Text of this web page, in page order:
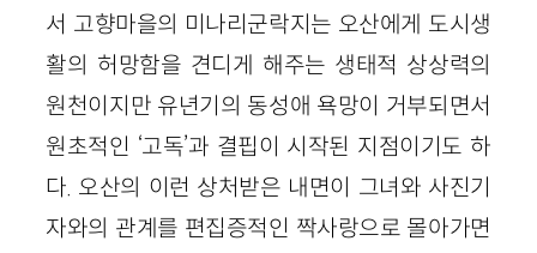
서 고향마을의 미나리군락지는 오산에게 도시생
활의 허망함을 견디게 해주는 생태적 상상력의
원천이지만 유년기의 동성애 욕망이 거부되면서
원초적인 ‘고독’과 결핍이 시작된 지점이기도 하
다. 오산의 이런 상처받은 내면이 그녀와 사진기
자와의 관계를 편집증적인 짝사랑으로 몰아가면